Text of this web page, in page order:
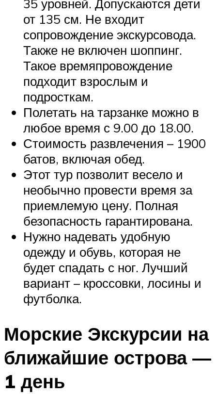
35 уровней. Допускаются дети
от 135 см. Не входит
сопровождение экскурсовода.
Также не включен шоппинг.
Такое времяпровождение
подходит взрослым и
подросткам.
Полетать на тарзанке можно в
любое время с 9.00 до 18.00.
Стоимость развлечения – 1900
батов, включая обед.
Этот тур позволит весело и
необычно провести время за
приемлемую цену. Полная
безопасность гарантирована.
Нужно надевать удобную
одежду и обувь, которая не
будет спадать с ног. Лучший
вариант – кроссовки, лосины и
футболка.
Морские Экскурсии на
ближайшие острова —
1 день